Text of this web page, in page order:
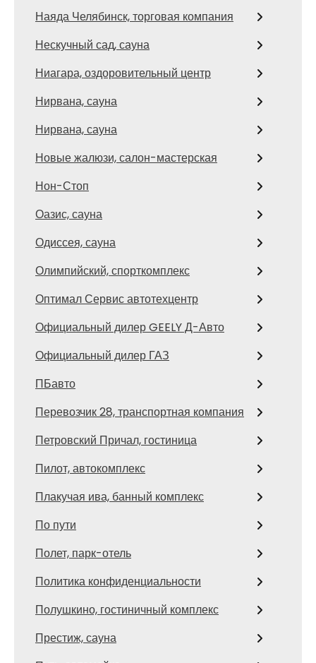
Наяда Челябинск, торговая компания
Нескучный сад, сауна
Ниагара, оздоровительный центр
Нирвана, сауна
Нирвана, сауна
Новые жалюзи, салон-мастерская
Нон-Стоп
Оазис, сауна
Одиссея, сауна
Олимпийский, спорткомплекс
Оптимал Сервис автотехцентр
Официальный дилер GEELY Д-Авто
Официальный дилер ГАЗ
ПБавто
Перевозчик 28, транспортная компания
Петровский Причал, гостиница
Пилот, автокомплекс
Плакучая ива, банный комплекс
По пути
Полет, парк-отель
Политика конфиденциальности
Полушкино, гостиничный комплекс
Престиж, сауна